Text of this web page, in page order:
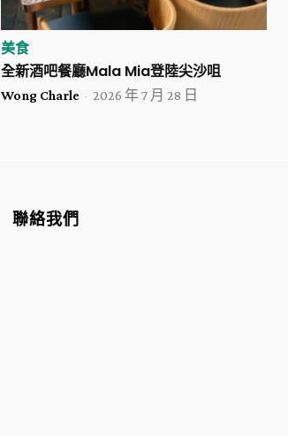
美食
全新酒吧餐廳Mala Mia登陸尖沙咀
Wong Charle - 2026 年 7 月 28 日
聯絡我們